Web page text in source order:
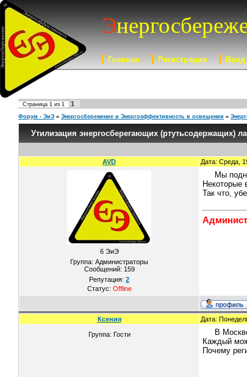
Э
Главная Регистрация Вход
Страница 1 из 1 1
Форум - ЭиЭ » Энергосбережение и Энергоэффективность в освещении »
Утилизация энергосберегающих (ртутьсодержащих)
AVD Дата: Среда,
6 ЭиЭ
Группа: Администраторы
Сообщений: 159
Репутация: 2
Статус: Offline
Мы
Некоторые
Так что,
Ксения Дата:
Группа: Гости
В
Каждый
Почему